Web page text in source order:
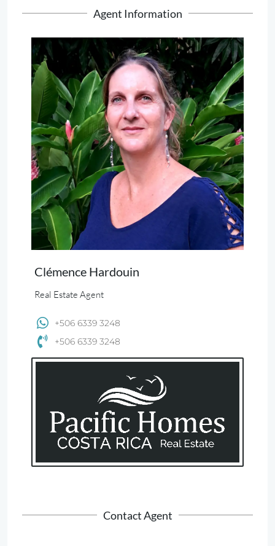
Agent Information
Clémence Hardouin
Real Estate Agent
+506 6339 3248
+506 6339 3248
Contact Agent